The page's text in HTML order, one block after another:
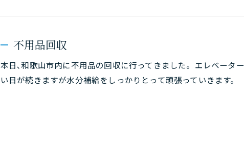
不用品回収
本日､和歌山市内に不用品の回収に行ってきました。エレベータ
い日が続きますが水分補給をしっかりとって頑張っていきます。